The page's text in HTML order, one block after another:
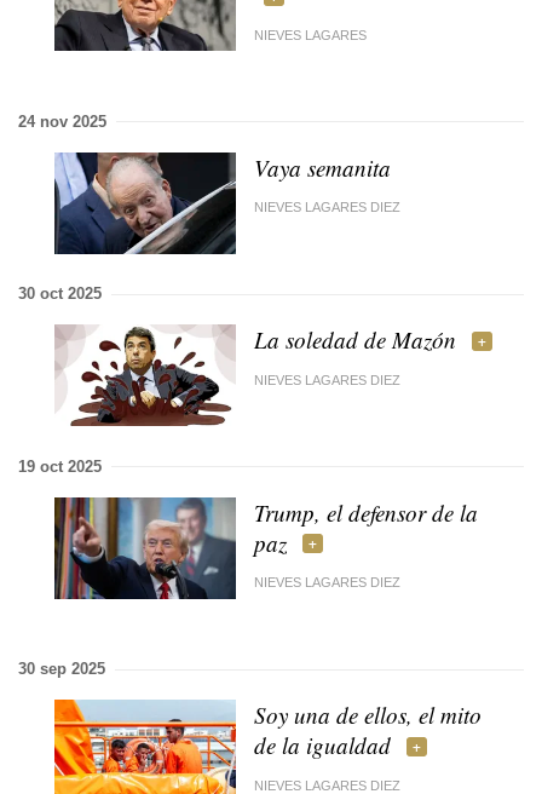
NIEVES LAGARES
24 nov 2025
Vaya semanita
NIEVES LAGARES DIEZ
30 oct 2025
La soledad de Mazón
NIEVES LAGARES DIEZ
19 oct 2025
Trump, el defensor de la
paz
NIEVES LAGARES DIEZ
30 sep 2025
Soy una de ellos, el mito
de la igualdad
NIEVES LAGARES DIEZ